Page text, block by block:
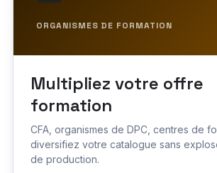
ORGANISMES DE FORMATION
Multipliez votre offre
formation
CFA, organismes de DPC, centres de
diversifiez votre catalogue sans
de production.